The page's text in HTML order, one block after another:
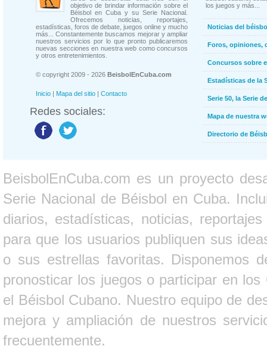
objetivo de brindar información sobre el
Béisbol en Cuba y su Serie Nacional.
Ofrecemos noticias, reportajes,
estadísticas, foros de debate, juegos online y mucho
más... Constantemente buscamos mejorar y ampliar
nuestros servicios por lo que pronto publicaremos
nuevas secciones en nuestra web como concursos
y otros entretenimientos.
© copyright 2009 - 2026 BeisbolEnCuba.com
Inicio | Mapa del sitio | Contacto
Redes sociales:
los juegos y más...
Noticias del
Foros, opiniones,
Concursos sobre
Estadísticas de la
Serie 50, la Serie
Mapa de nuestra
Directorio de
BeisbolEnCuba.com es un proyecto
Serie Nacional de Béisbol en Cuba.
diarios, estadísticas, noticias,
para que los usuarios publiquen sus
o sus estrellas favoritas. Disponemos
pronosticar los juegos o participar en
el Béisbol Cubano. Nuestro equipo de
mejora y ampliación de nuestros
frecuentemente.